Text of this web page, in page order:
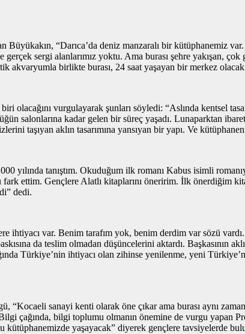
Büyükakın, “Darıca’da deniz manzaralı bir kütüphanemiz
sergi alanlarımız yoktu. Ama burası şehre yakışan,
akvaryumla birlikte burası, 24 saat yaşayan bir merkez
olacağını vurgulayarak şunları söyledi: “Aslında kentsel
salonlarına kadar gelen bir süreç yaşadı. Lunaparktan
taşıyan aklın tasarımına yansıyan bir yapı. Ve
yılında tanıştım. Okuduğum ilk romanı Kabus isimli
ettim. Gençlere Alatlı kitaplarını öneririm. İlk önerdiğim
dedi.
var. Benim tarafım yok, benim derdim var sözü vardı.
da teslim olmadan düşüncelerini aktardı.
Türkiye’nin ihtiyacı olan zihinse yenilenme, yeni
sanayi kenti olarak öne çıkar ama burası aynı
çağında, bilgi toplumu olmanın önemine de vurgu yapan
kütüphanemizde yaşayacak” diyerek gençlere tavsiyelerde